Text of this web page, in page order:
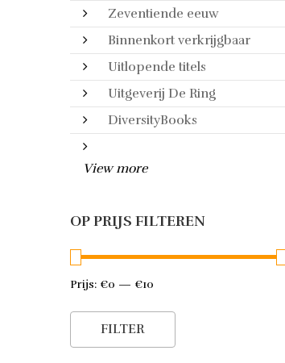
Zeventiende eeuw
Binnenkort verkrijgbaar
Uitlopende titels
Uitgeverij De Ring
DiversityBooks
View more
OP PRIJS FILTEREN
FILTER
Prijs: €0 — €10